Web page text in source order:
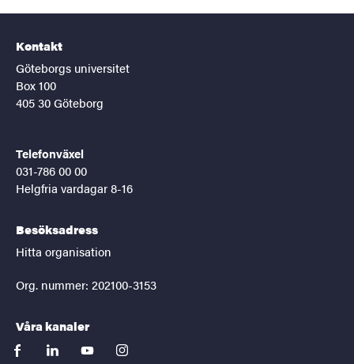
Kontakt
Göteborgs universitet
Box 100
405 30 Göteborg
Telefonväxel
031-786 00 00
Helgfria vardagar 8-16
Besöksadress
Hitta organisation
Org. nummer: 202100-3153
Våra kanaler
facebooklinkedinyoutubeinstagram